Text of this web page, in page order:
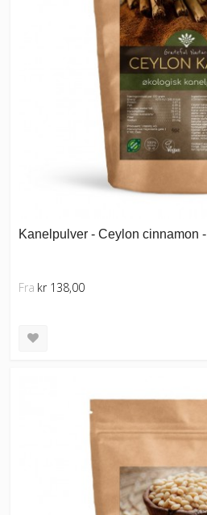
Kanelpulver - Ceylon cinnamon
Fra kr 138,00